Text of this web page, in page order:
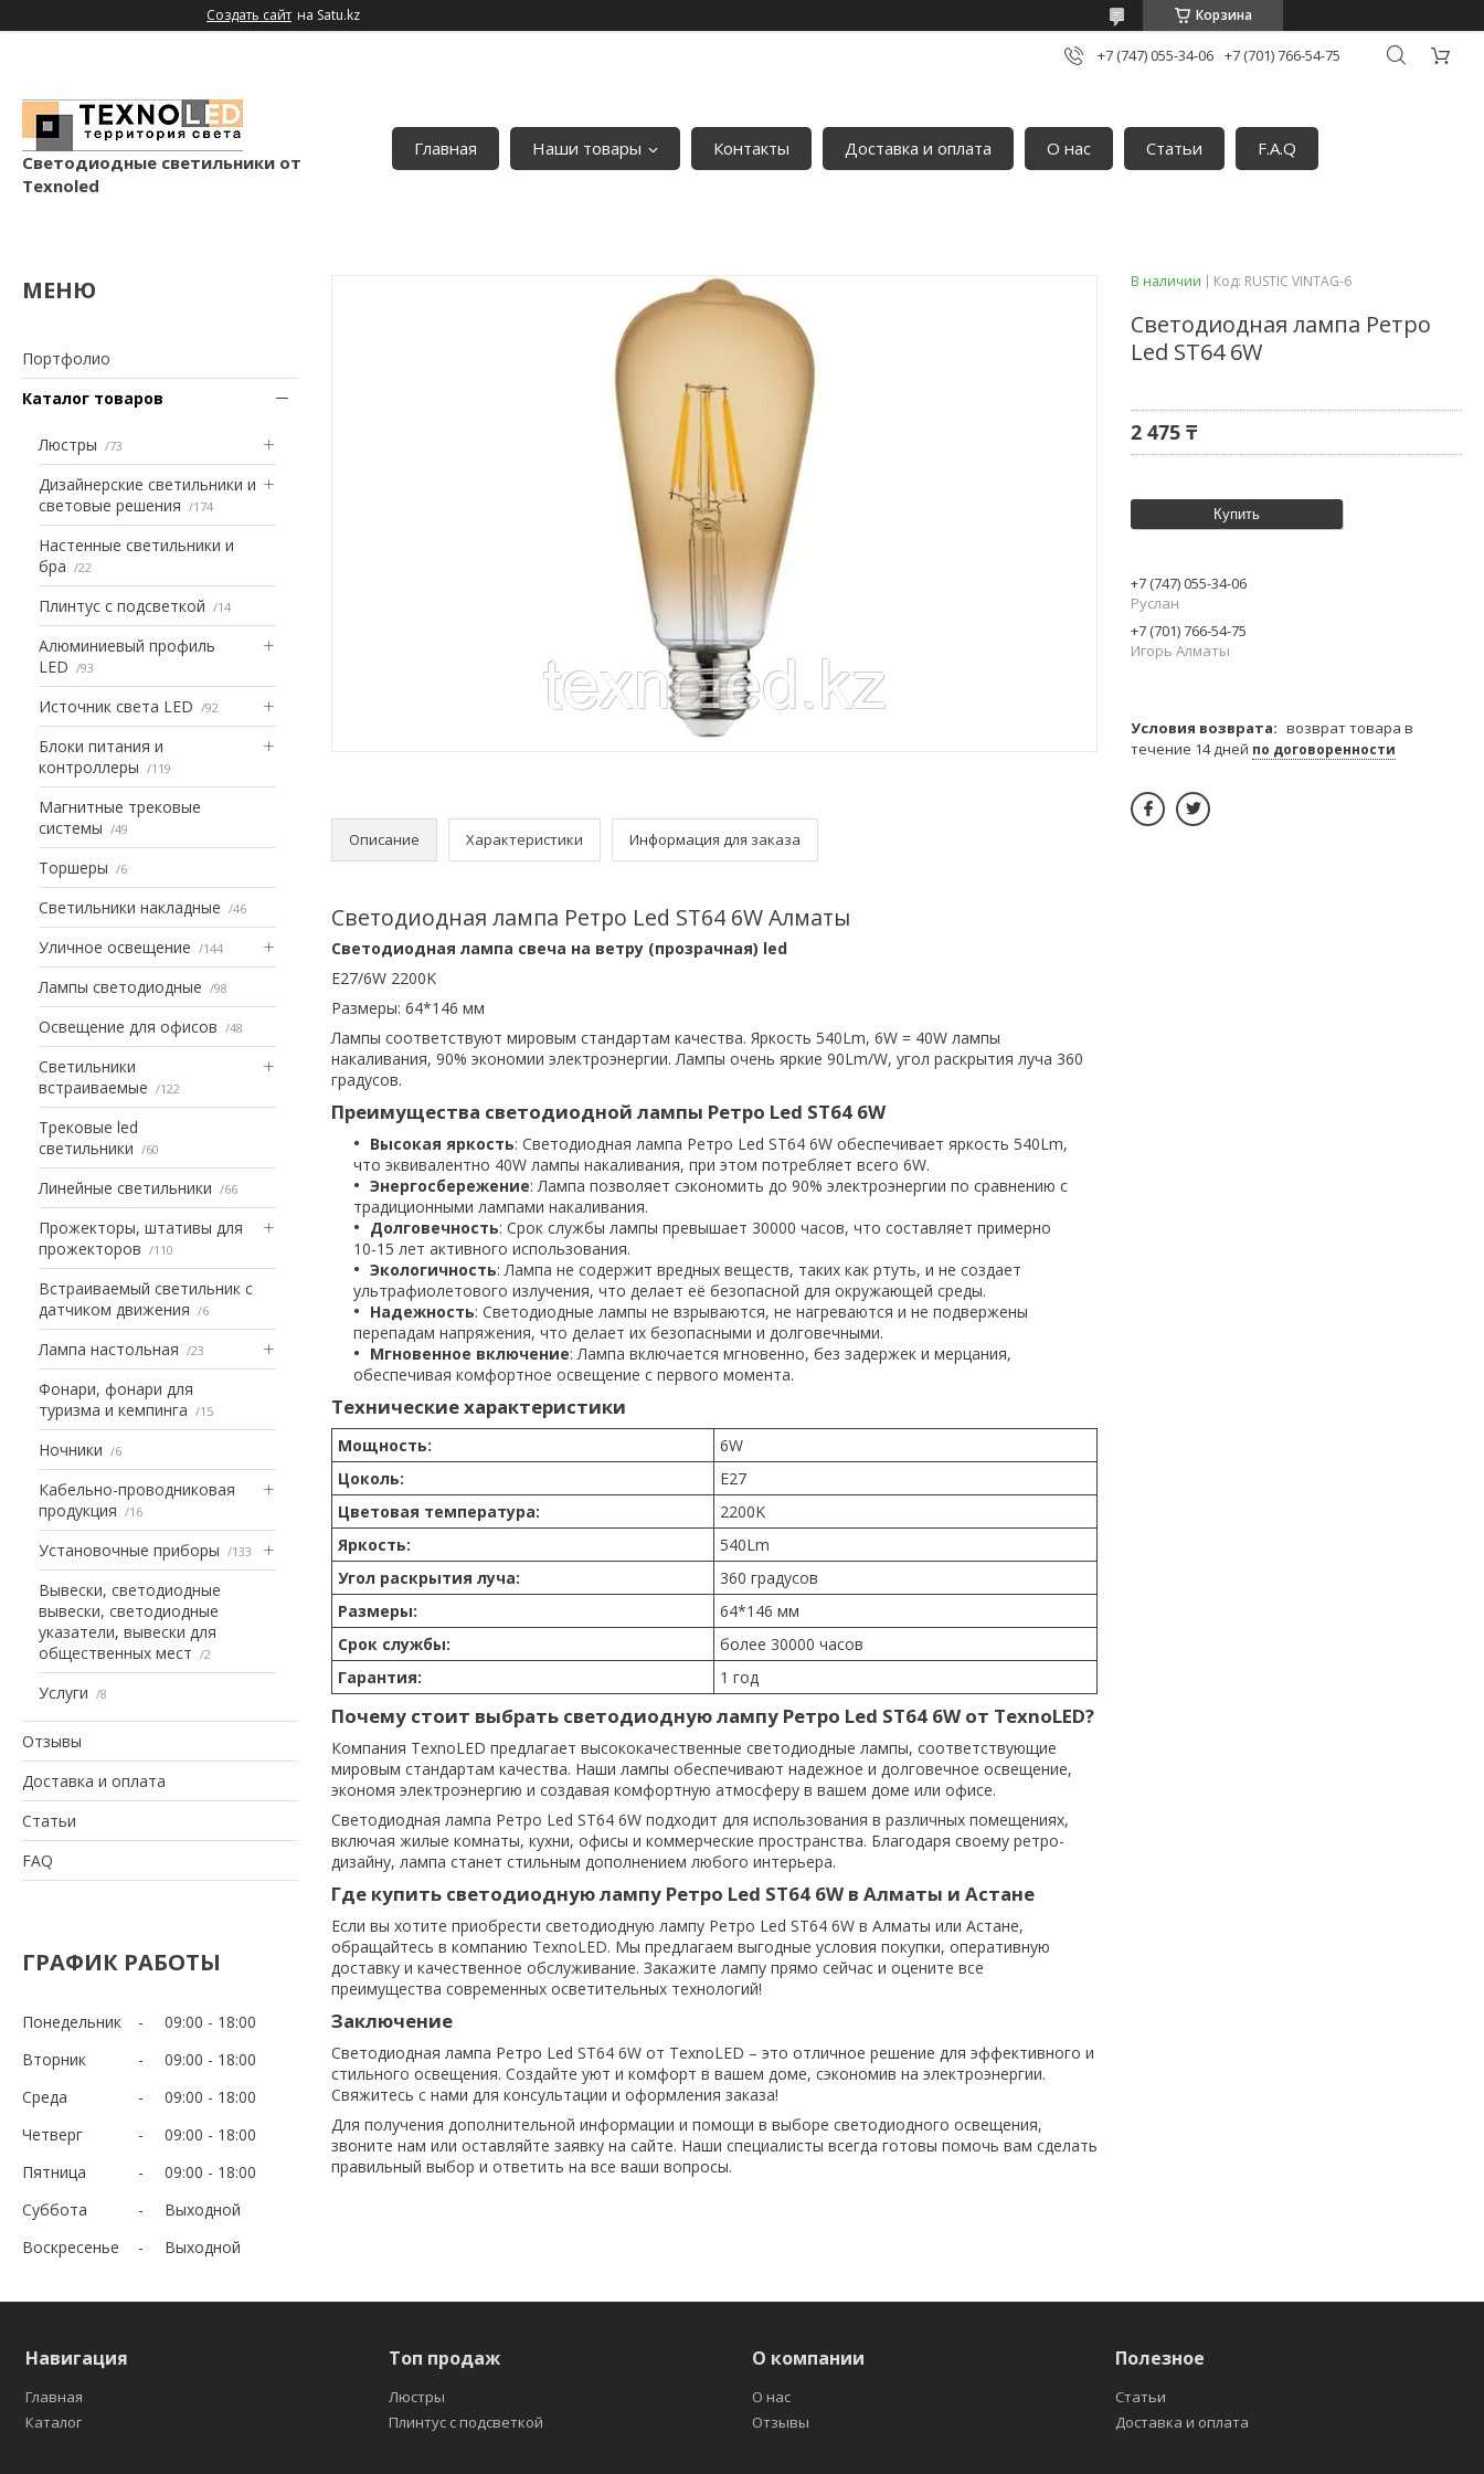
Создать сайт на Satu.kz Корзина
+7 (747) 055-34-06 +7 (701) 766-54-75
Светодиодные светильники от
Texnoled
Главная Наши товары Контакты Доставка и оплата О нас Статьи F.A.Q
Портфолио
Каталог товаров
Люстры 73
Дизайнерские светильники и
световые решения
174
Настенные светильники и
бра
22
Плинтус с подсветкой 14
Алюминиевый профиль
LED
93
Источник света LED 92
Блоки питания и
контроллеры
119
Магнитные трековые
системы
49
Торшеры 6
Светильники накладные 46
Уличное освещение 144
Лампы светодиодные 98
Освещение для офисов 48
Светильники
встраиваемые
122
Трековые led
светильники
60
Линейные светильники 66
Прожекторы, штативы для
прожекторов
110
Встраиваемый светильник с
датчиком движения
6
Лампа настольная 23
Фонари, фонари для
туризма и кемпинга
15
Ночники 6
Кабельно-проводниковая
продукция
16
Установочные приборы 133
Вывески, светодиодные
вывески, светодиодные
указатели, вывески для
общественных мест
2
Услуги 8
Отзывы
Доставка и оплата
Статьи
FAQ
ГРАФИК РАБОТЫ
Понедельник 09:00
18:00
Вторник
09:00
18:00
Среда
09:00
18:00
Четверг
09:00
18:00
Пятница
09:00
18:00
Суббота
Выходной
Воскресенье
Выходной
Описание Характеристики Информация для заказа
Светодиодная лампа Ретро Led ST64 6W Алматы
Светодиодная лампа свеча на ветру (прозрачная) led
Е27/6W 2200K
Размеры: 64*146 мм
Лампы соответствуют мировым стандартам качества. Яркость 540Lm, 6W = 40W лампы
накаливания, 90% экономии электроэнергии. Лампы очень яркие 90Lm/W, угол раскрытия луча 360
градусов.
Преимущества светодиодной лампы Ретро Led ST64 6W
Высокая яркость: Светодиодная лампа Ретро Led ST64 6W обеспечивает яркость 540Lm,
что эквивалентно 40W лампы накаливания, при этом потребляет всего 6W.
Энергосбережение: Лампа позволяет сэкономить до 90% электроэнергии по сравнению с
традиционными лампами накаливания.
Долговечность: Срок службы лампы превышает 30000 часов, что составляет примерно
10-15 лет активного использования.
Экологичность: Лампа не содержит вредных веществ, таких как ртуть, и не создает
ультрафиолетового излучения, что делает её безопасной для окружающей среды.
Надежность: Светодиодные лампы не взрываются, не нагреваются и не подвержены
перепадам напряжения, что делает их безопасными и долговечными.
Мгновенное включение: Лампа включается мгновенно, без задержек и мерцания,
обеспечивая комфортное освещение с первого момента.
Технические характеристики
Мощность:
6W
Цоколь:
Е27
Цветовая температура:
2200K
Яркость:
540Lm
Угол раскрытия луча:
360 градусов
Размеры:
64*146 мм
Срок службы:
более 30000 часов
Гарантия:
1 год
Почему стоит выбрать светодиодную лампу Ретро Led ST64 6W от TexnoLED?
Компания TexnoLED предлагает высококачественные светодиодные лампы, соответствующие
мировым стандартам качества. Наши лампы обеспечивают надежное и долговечное освещение,
экономя электроэнергию и создавая комфортную атмосферу в вашем доме или офисе.
Светодиодная лампа Ретро Led ST64 6W подходит для использования в различных помещениях,
включая жилые комнаты, кухни, офисы и коммерческие пространства. Благодаря своему ретро-
дизайну, лампа станет стильным дополнением любого интерьера.
Где купить светодиодную лампу Ретро Led ST64 6W в Алматы и Астане
Если вы хотите приобрести светодиодную лампу Ретро Led ST64 6W в Алматы или Астане,
обращайтесь в компанию TexnoLED. Мы предлагаем выгодные условия покупки, оперативную
доставку и качественное обслуживание. Закажите лампу прямо сейчас и оцените все
преимущества современных осветительных технологий!
Заключение
Светодиодная лампа Ретро Led ST64 6W от TexnoLED – это отличное решение для эффективного и
стильного освещения. Создайте уют и комфорт в вашем доме, сэкономив на электроэнергии.
Свяжитесь с нами для консультации и оформления заказа!
Для получения дополнительной информации и помощи в выборе светодиодного освещения,
звоните нам или оставляйте заявку на сайте. Наши специалисты всегда готовы помочь вам сделать
правильный выбор и ответить на все ваши вопросы.
В наличии Код: RUSTIC VINTAG-6
Светодиодная лампа Ретро
Led ST64 6W
2 475 ₸
Купить
+7 (747) 055-34-06
Руслан
+7 (701) 766-54-75
Игорь Алматы
возврат товара в
течение 14 дней по договоренности
Навигация
Главная
Каталог
Топ продаж
Люстры
Плинтус с подсветкой
О компании
О нас
Отзывы
Полезное
Статьи
Доставка и оплата